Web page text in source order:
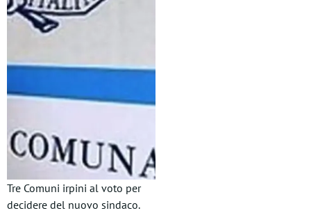
Tre Comuni irpini al voto per
decidere del nuovo sindaco.